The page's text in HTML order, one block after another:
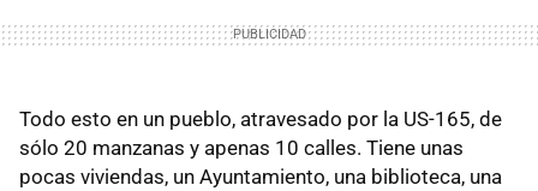
Todo esto en un pueblo, atravesado por la US-165, de
sólo 20 manzanas y apenas 10 calles. Tiene unas
pocas viviendas, un Ayuntamiento, una biblioteca, una